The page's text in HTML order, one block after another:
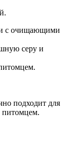
с очищающими
серу и
подходит для
питомцем.